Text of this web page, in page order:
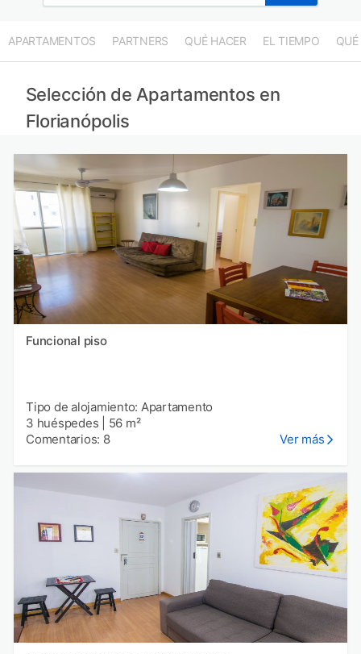
APARTAMENTOS PARTNERS QUÉ HACER EL TIEMPO QUÉ
Selección de Apartamentos en
Florianópolis
Funcional piso
Tipo de alojamiento: Apartamento
3 huéspedes
56 m²
Comentarios: 8
Ver más